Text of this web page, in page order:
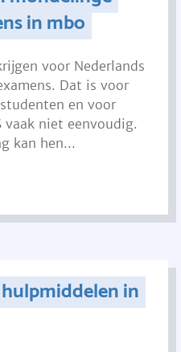
in mbo
voor Nederlands
Dat is voor
en voor
vaak niet eenvoudig.
kan hen...
in